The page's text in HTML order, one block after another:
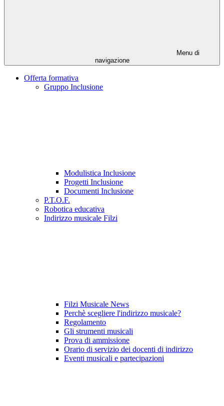
Menu di
navigazione
Offerta formativa
Gruppo Inclusione
Modulistica Inclusione
Progetti Inclusione
Documenti Inclusione
P.T.O.F.
Robotica educativa
Indirizzo musicale Filzi
Filzi Musicale News
Perchè scegliere l'indirizzo musicale?
Regolamento
Gli strumenti musicali
Prova di ammissione
Orario di servizio dei docenti di indirizzo
Eventi musicali e partecipazioni